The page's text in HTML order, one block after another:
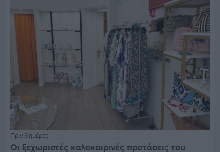
Πριν 3 ημέρες
Οι ξεχωριστές καλοκαιρινές προτάσεις του